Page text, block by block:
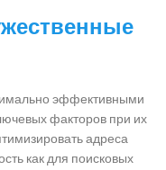
эффективными
факторов при их
адреса
как для поисковых